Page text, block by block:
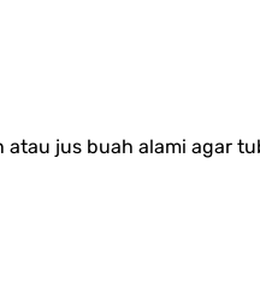
jus buah alami agar